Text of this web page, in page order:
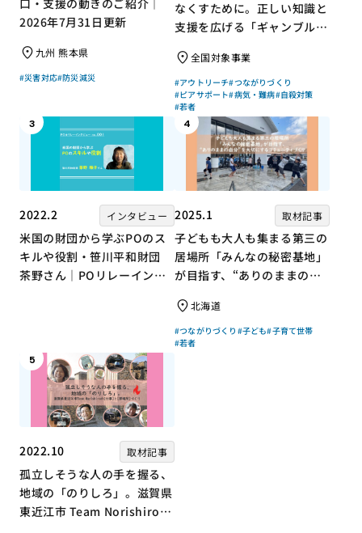
2026年7月31日更新
九州 熊本県
#災害対応#防災減災
なくすために。正しい知識と
支援を広げる「ギャンブル依
組み全国対象事業
#アウトリーチ#つながりづくり
#ピアサポート#病気・難病#自殺対策
#若者
3
2022.2 インタビュー
米国の財団から学ぶPOのス
キルや役割・笹川平和財団
茶野さん｜POリレーインタ
4
2025.1 取材記事
子どもも大人も集まる第三の
居場所「みんなの秘密基地」
が目指す、“ありのままの自
ィづくり
北海道
#つながりづくり #子ども#子育て世帯
#若者
5
2022.10 取材記事
孤立しそうな人の手を握る、
地域の「のりしろ」。滋賀県
東近江市 Team Norishiroの